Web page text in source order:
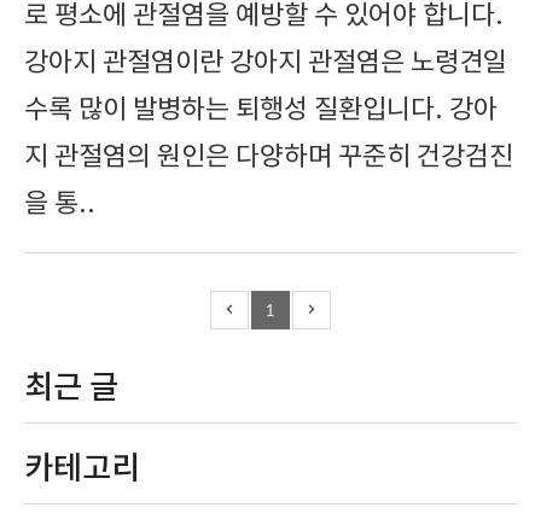
로 평소에 관절염을 예방할 수 있어야 합니다.
강아지 관절염이란 강아지 관절염은 노령견일
수록 많이 발병하는 퇴행성 질환입니다. 강아
지 관절염의 원인은 다양하며 꾸준히 건강검진
을 통..
1
최근 글
카테고리